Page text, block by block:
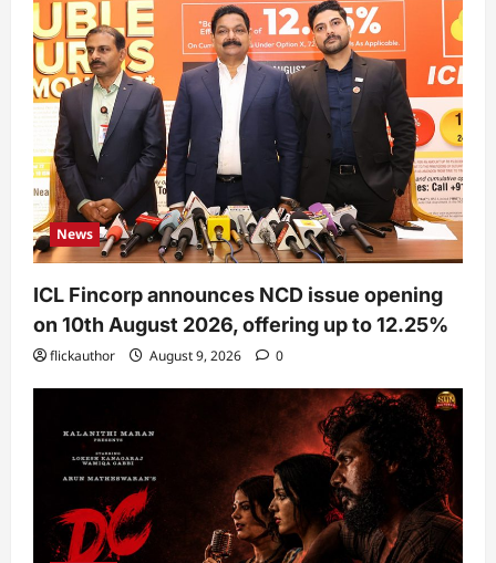
News
ICL Fincorp announces NCD issue opening
on 10th August 2026, offering up to 12.25%
flickauthor August 9, 2026 0